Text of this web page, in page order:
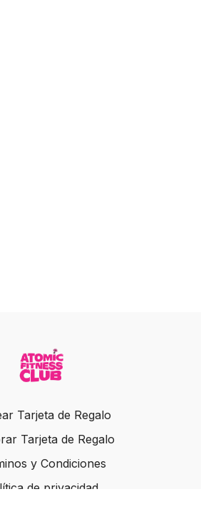
Tarjeta de Regalo
Tarjeta de Regalo
y Condiciones
de privacidad